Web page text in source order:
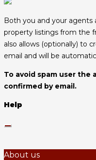
Both you and your agents
property listings from the
also allows (optionally) to
email and will be
To avoid spam user
confirmed by email.
Help
About us